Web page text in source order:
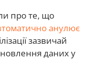
про те, що
анулює
зазвичай
даних у